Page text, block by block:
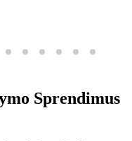
Sprendimus